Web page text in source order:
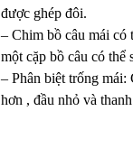
được ghép đôi.
– Chim bồ câu mái có
một cặp bồ câu có thể
– Phân biệt trống
hơn , đầu nhỏ và